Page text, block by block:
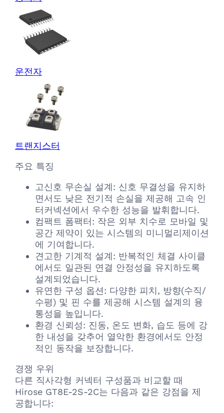
운전자
트랜지스터
주요 특징
고신호 무손실 설계: 신호 무결성을 유지하
면서도 낮은 전기적 손실을 제공해 고속 인
터커넥션에서 우수한 성능을 발휘합니다.
컴팩트 폼팩터: 작은 외부 치수로 모바일 및
공간 제약이 있는 시스템의 미니멀리제이션
에 기여합니다.
견고한 기계적 설계: 반복적인 체결 사이클
에서도 일관된 연결 안정성을 유지하도록
설계되었습니다.
유연한 구성 옵션: 다양한 피치, 방향(수직/
수평) 및 핀 수를 제공해 시스템 설계의 융
통성을 높입니다.
환경 신뢰성: 진동, 온도 변화, 습도 등에 강
한 내성을 갖추어 열악한 환경에서도 안정
적인 동작을 보장합니다.
경쟁 우위
다른 직사각형 커넥터 구성품과 비교할 때
Hirose GT8E-2S-2C는 다음과 같은 강점을 제
공합니다: